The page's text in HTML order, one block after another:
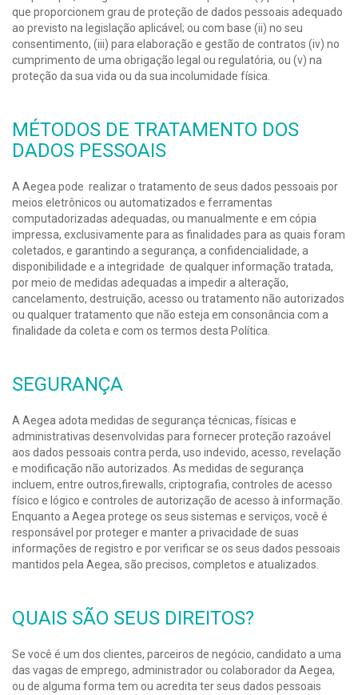
que proporcionem grau de proteção de dados pessoais adequado
ao previsto na legislação aplicável; ou com base (ii) no seu
consentimento, (iii) para elaboração e gestão de contratos (iv) no
cumprimento de uma obrigação legal ou regulatória, ou (v) na
proteção da sua vida ou da sua incolumidade física.
MÉTODOS DE TRATAMENTO DOS
DADOS PESSOAIS
A Aegea pode realizar o tratamento de seus dados pessoais por
meios eletrônicos ou automatizados e ferramentas
computadorizadas adequadas, ou manualmente e em cópia
impressa, exclusivamente para as finalidades para as quais foram
coletados, e garantindo a segurança, a confidencialidade, a
disponibilidade e a integridade de qualquer informação tratada,
por meio de medidas adequadas a impedir a alteração,
cancelamento, destruição, acesso ou tratamento não autorizados
ou qualquer tratamento que não esteja em consonância com a
finalidade da coleta e com os termos desta Política.
SEGURANÇA
A Aegea adota medidas de segurança técnicas, físicas e
administrativas desenvolvidas para fornecer proteção razoável
aos dados pessoais contra perda, uso indevido, acesso, revelação
e modificação não autorizados. As medidas de segurança
incluem, entre outros,firewalls, criptografia, controles de acesso
físico e lógico e controles de autorização de acesso à informação.
Enquanto a Aegea protege os seus sistemas e serviços, você é
responsável por proteger e manter a privacidade de suas
informações de registro e por verificar se os seus dados pessoais
mantidos pela Aegea, são precisos, completos e atualizados.
QUAIS SÃO SEUS DIREITOS?
Se você é um dos clientes, parceiros de negócio, candidato a uma
das vagas de emprego, administrador ou colaborador da Aegea,
ou de alguma forma tem ou acredita ter seus dados pessoais